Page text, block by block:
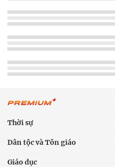
Thời sự
Dân tộc và Tôn giáo
Giáo dục